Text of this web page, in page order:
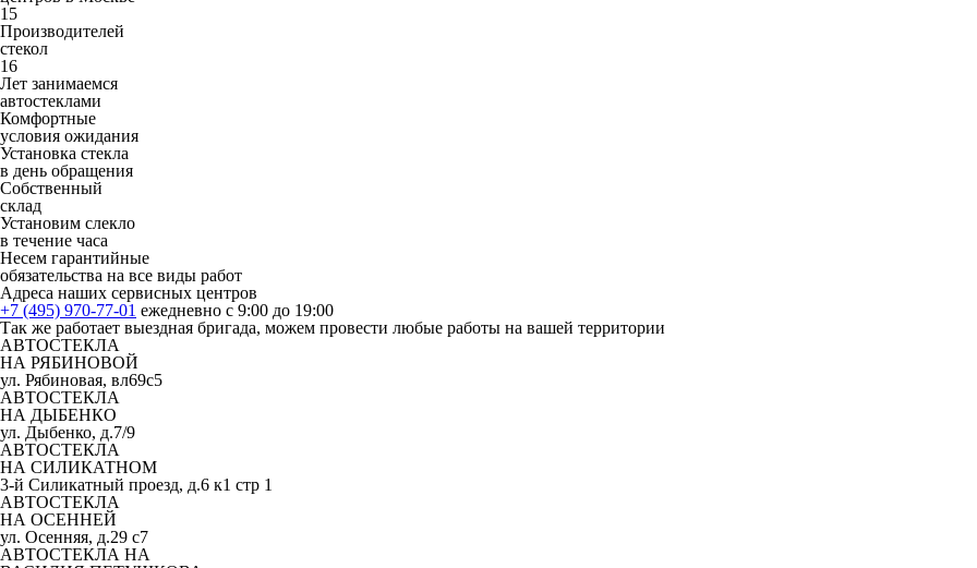
15
Производителей
стекол
16
Лет занимаемся
автостеклами
Комфортные
условия ожидания
Установка стекла
в день обращения
Собственный
склад
Установим слекло
в течение часа
Несем гарантийные
обязательства на все виды работ
Адреса наших сервисных центров
+7 (495) 970-77-01 ежедневно с 9:00 до 19:00
Так же работает выездная бригада, можем провести любые работы на вашей территории
АВТОСТЕКЛА
НА РЯБИНОВОЙ
ул. Рябиновая, вл69с5
АВТОСТЕКЛА
НА ДЫБЕНКО
ул. Дыбенко, д.7/9
АВТОСТЕКЛА
НА СИЛИКАТНОМ
3-й Силикатный проезд, д.6 к1 стр 1
АВТОСТЕКЛА
НА ОСЕННЕЙ
ул. Осенняя, д.29 с7
АВТОСТЕКЛА НА